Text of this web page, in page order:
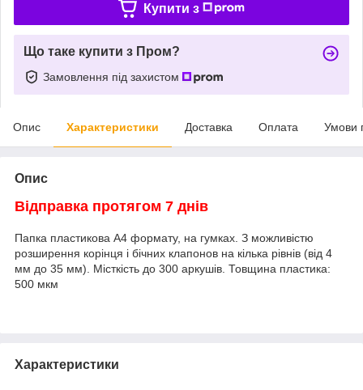
Купити з
Що таке купити з Пром?
Замовлення під захистом
Опис Характеристики Доставка Оплата Умови
Опис
Відправка протягом 7 днів
Папка пластикова А4 формату, на гумках. З можливістю
розширення корінця і бічних клапонов на кілька рівнів (від 4
мм до 35 мм). Місткість до 300 аркушів. Товщина пластика:
500 мкм
Характеристики